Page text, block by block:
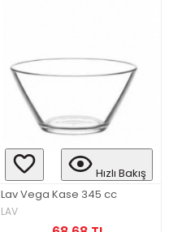
Hızlı Bakış
Lav Vega Kase 345 cc
LAV